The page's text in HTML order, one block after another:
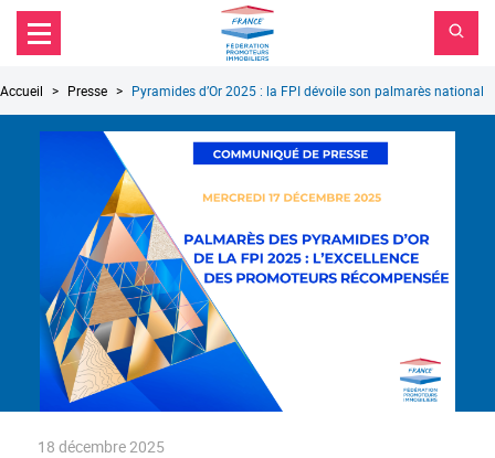
Aller au contenu principal
Aller au menu principal
Aller à la recherche
FPI
France
Accueil Presse Pyramides d’Or 2025 : la FPI dévoile son palmarès national
18 décembre 2025